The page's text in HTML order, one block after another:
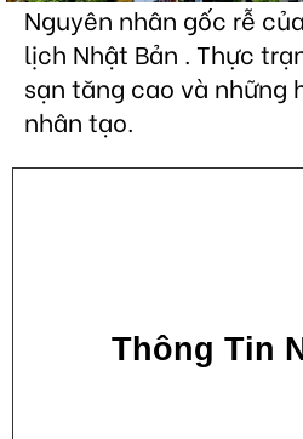
Nguyên nhân gốc rễ
lịch Nhật Bản . Thực
sạn tăng cao và những
nhân tạo.
Thông Tin